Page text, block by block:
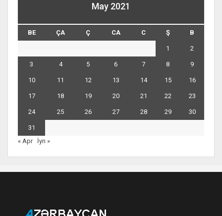
May 2021
BE ÇA Ç CA C Ş B
1 2
3 4 5 6 7 8 9
10 11 12 13 14 15 16
17 18 19 20 21 22 23
24 25 26 27 28 29 30
31
« Apr
İyn »